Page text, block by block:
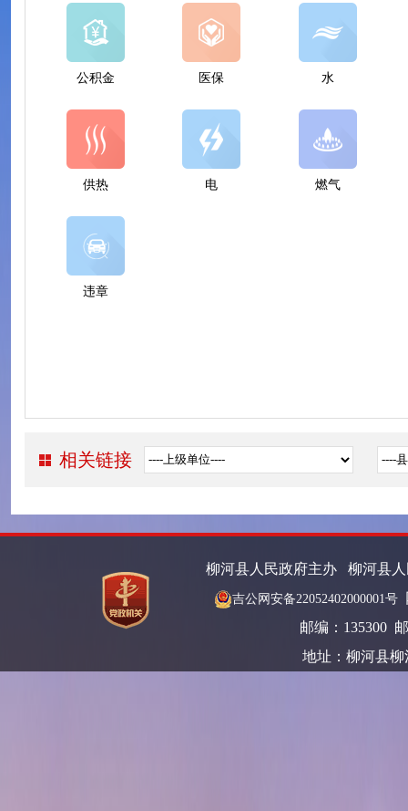
公积金 医保 水
供热 电 燃气
违章
相关链接
柳河县人民政府主办 柳河县
吉公网安备22052402000001号
邮编：135300
地址：柳河县